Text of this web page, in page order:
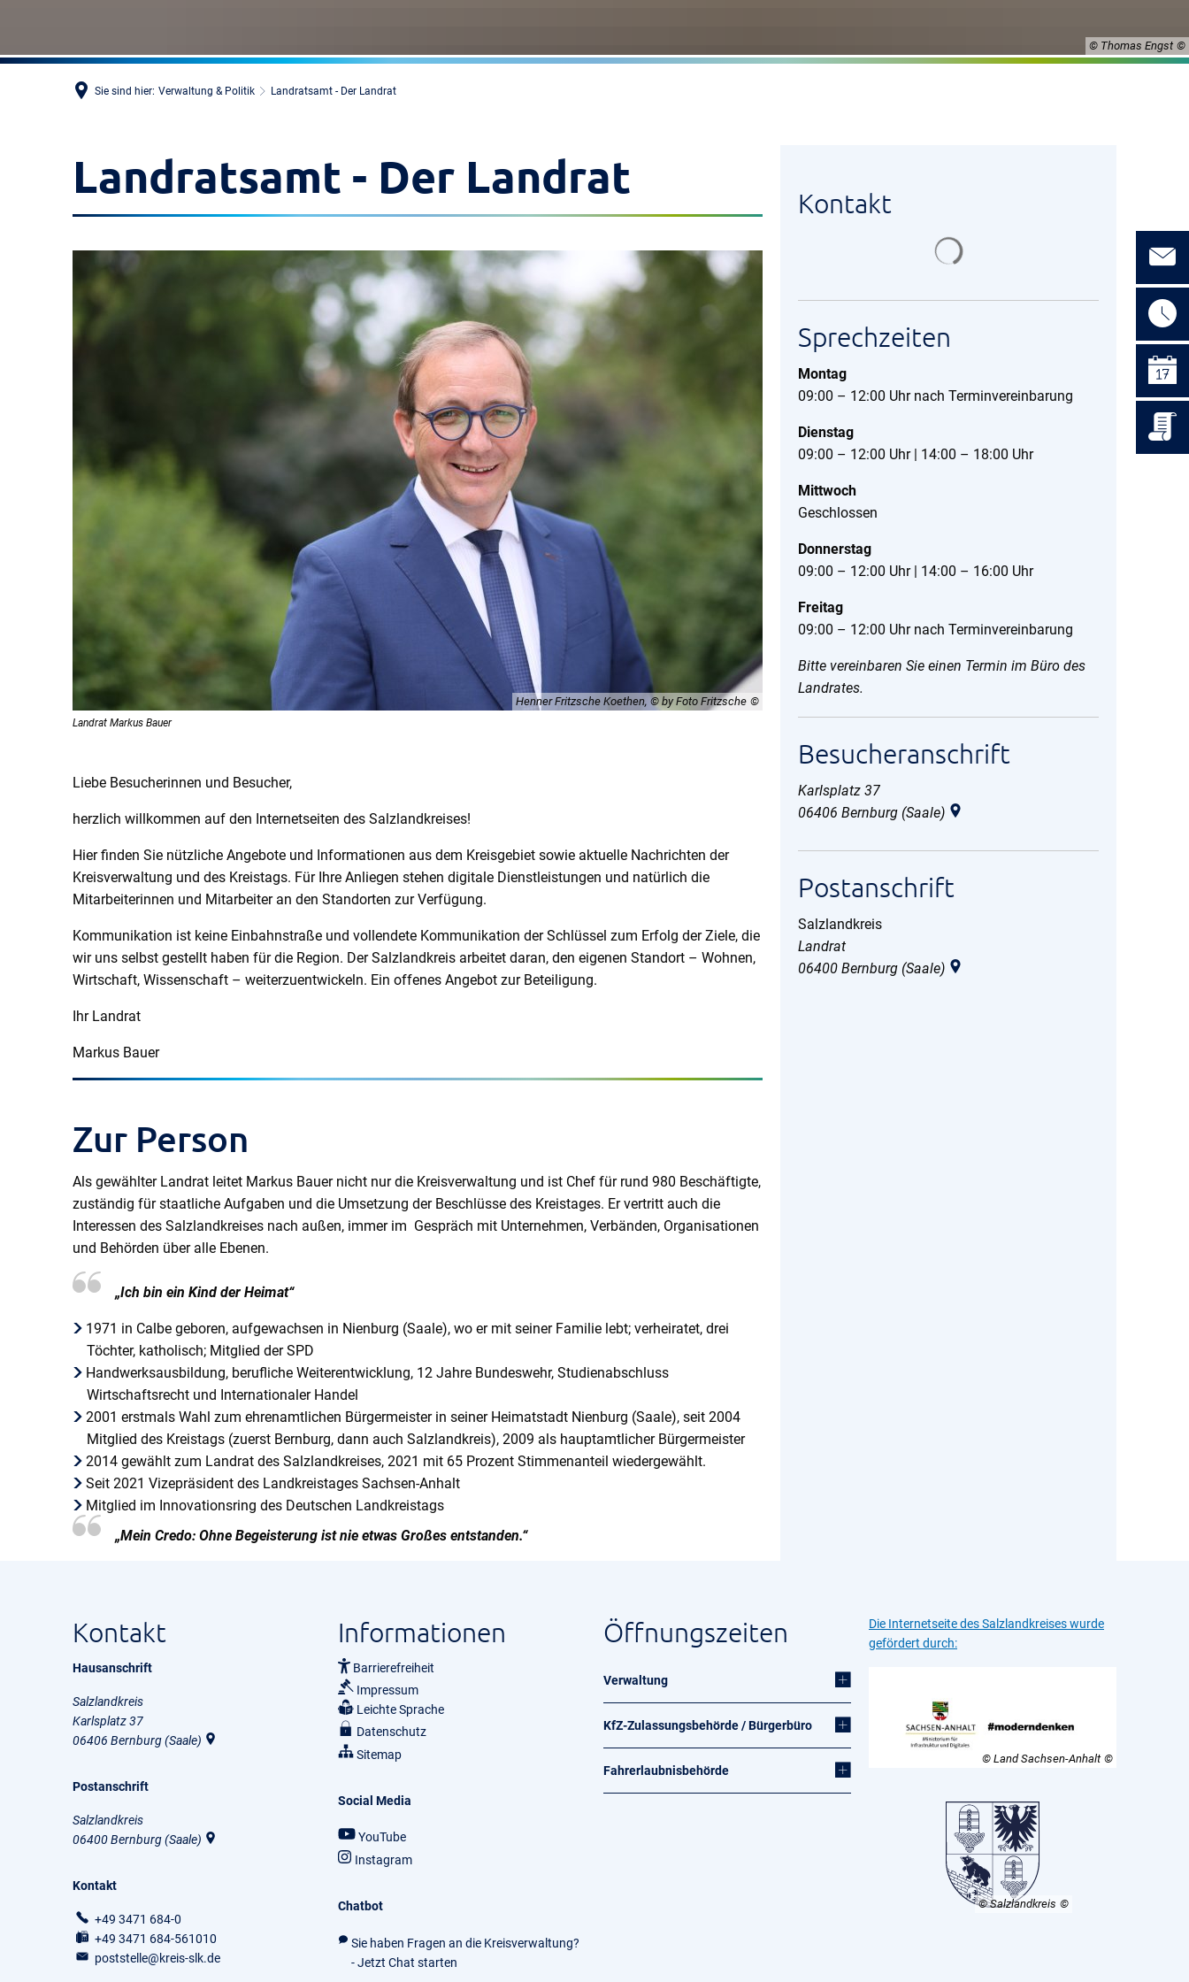
© Thomas Engst
Sie sind hier: Verwaltung & Politik Landratsamt - Der Landrat
Landratsamt - Der Landrat
Henner Fritzsche Koethen, © by Foto Fritzsche
Landrat Markus Bauer
Liebe Besucherinnen und Besucher,
herzlich willkommen auf den Internetseiten des Salzlandkreises!
Hier finden Sie nützliche Angebote und Informationen aus dem Kreisgebiet sowie aktuelle Nachrichten der
Kreisverwaltung und des Kreistags. Für Ihre Anliegen stehen digitale Dienstleistungen und natürlich die
Mitarbeiterinnen und Mitarbeiter an den Standorten zur Verfügung.
Kommunikation ist keine Einbahnstraße und vollendete Kommunikation der Schlüssel zum Erfolg der Ziele, die
wir uns selbst gestellt haben für die Region. Der Salzlandkreis arbeitet daran, den eigenen Standort – Wohnen,
Wirtschaft, Wissenschaft – weiterzuentwickeln. Ein offenes Angebot zur Beteiligung.
Ihr Landrat
Markus Bauer
Zur Person
Als gewählter Landrat leitet Markus Bauer nicht nur die Kreisverwaltung und ist Chef für rund 980 Beschäftigte,
zuständig für staatliche Aufgaben und die Umsetzung der Beschlüsse des Kreistages. Er vertritt auch die
Interessen des Salzlandkreises nach außen, immer im Gespräch mit Unternehmen, Verbänden, Organisationen
und Behörden über alle Ebenen.
„Ich bin ein Kind der Heimat“
1971 in Calbe geboren, aufgewachsen in Nienburg (Saale), wo er mit seiner Familie lebt; verheiratet, drei
Töchter, katholisch; Mitglied der SPD
Handwerksausbildung, berufliche Weiterentwicklung, 12 Jahre Bundeswehr, Studienabschluss
Wirtschaftsrecht und Internationaler Handel
2001 erstmals Wahl zum ehrenamtlichen Bürgermeister in seiner Heimatstadt Nienburg (Saale), seit 2004
Mitglied des Kreistags (zuerst Bernburg, dann auch Salzlandkreis), 2009 als hauptamtlicher Bürgermeister
2014 gewählt zum Landrat des Salzlandkreises, 2021 mit 65 Prozent Stimmenanteil wiedergewählt.
Seit 2021 Vizepräsident des Landkreistages Sachsen-Anhalt
Mitglied im Innovationsring des Deutschen Landkreistags
„Mein Credo: Ohne Begeisterung ist nie etwas Großes entstanden.“
Kontakt
Sprechzeiten
Montag
09:00 – 12:00 Uhr nach Terminvereinbarung
Dienstag
09:00 – 12:00 Uhr | 14:00 – 18:00 Uhr
Mittwoch
Geschlossen
Donnerstag
09:00 – 12:00 Uhr | 14:00 – 16:00 Uhr
Freitag
09:00 – 12:00 Uhr nach Terminvereinbarung
Bitte vereinbaren Sie einen Termin im Büro des
Landrates.
Besucheranschrift
Karlsplatz 37
06406 Bernburg (Saale)
Postanschrift
Salzlandkreis
Landrat
06400 Bernburg (Saale)
Kontakt
Hausanschrift
Salzlandkreis
Karlsplatz 37
06406 Bernburg (Saale)
Postanschrift
Salzlandkreis
06400Bernburg (Saale)
Kontakt
+49 3471 684-0
+49 3471 684-561010
poststelle@kreis-slk.de
Informationen
Barrierefreiheit
Impressum
Leichte Sprache
Datenschutz
Sitemap
Social Media
YouTube
Instagram
Chatbot
Sie haben Fragen an die Kreisverwaltung?
- Jetzt Chat starten
Öffnungszeiten
Verwaltung
KfZ-Zulassungsbehörde / Bürgerbüro
Fahrerlaubnisbehörde
Die Internetseite des Salzlandkreises wurde
gefördert durch:
© Land Sachsen-Anhalt
© Salzlandkreis